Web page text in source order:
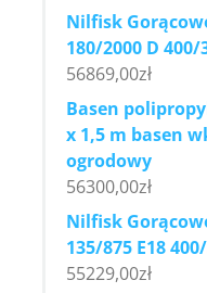
Nilfisk
180/2000 D 400/
56869,00zł
Basen
x 1,5 m basen
ogrodowy
56300,00zł
Nilfisk
135/875 E18
55229,00zł